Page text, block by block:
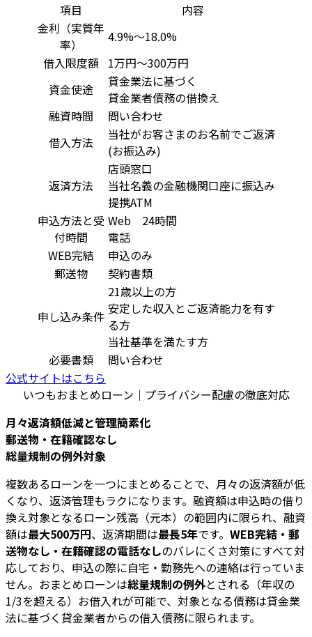
項目
内容
金利（実質年
率）
4.9%～18.0%
借入限度額
1万円～300万円
資金使途
貸金業法に基づく
貸金業者債務の借換え
融資時間
問い合わせ
借入方法
当社がお客さまのお名前でご返済
(お振込み)
返済方法
店頭窓口
当社名義の金融機関口座に振込み
提携ATM
申込方法と受
付時間
Web 24時間
電話
WEB完結
申込のみ
郵送物
契約書類
申し込み条件
21歳以上の方
安定した収入とご返済能力を有す
る方
当社基準を満たす方
必要書類
問い合わせ
公式サイトはこちら
いつもおまとめローン｜プライバシー配慮の徹底対応
月々返済額低減と管理簡素化
郵送物・在籍確認なし
総量規制の例外対象
複数あるローンを一つにまとめることで、月々の返済額が低
くなり、返済管理もラクになります。融資額は申込時の借り
換え対象となるローン残高（元本）の範囲内に限られ、融資
額は最大500万円、返済期間は最長5年です。 WEB完結・郵
送物なし・在籍確認の電話なしのバレにくさ対策にすべて対
応しており、申込の際に自宅・勤務先への連絡は行っていま
せん。おまとめローンは総量規制の例外とされる（年収の
1/3を超える）お借入れが可能で、対象となる債務は貸金業
法に基づく貸金業者からの借入債務に限られます。